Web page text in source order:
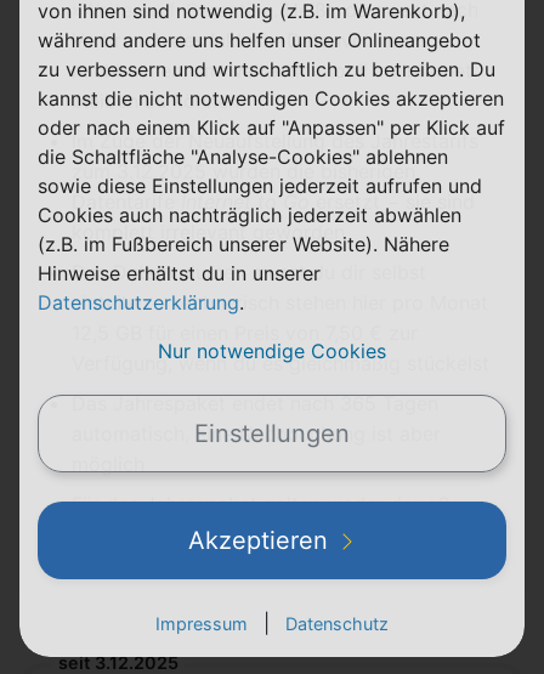
»Weitersurf-Garantie«. Heißt, du musst nach
Verbrauch des Inklusiv-Datenvolumens
nachbuchen, um weiterhin mobil im Internet
bleiben zu können
Im Zuge der Neuaufstellung des Jahrestarifs
zum 3.12.2025 wurden die bisherigen
DatentarifeInternet to Goersetzt − sie sind
komplett irrelevant geworden
Das Datenvolumen musst du dir selbst
einteilen − rechnerisch stehen hier pro Monat
Verfügung, wenn du es gleichmäßig stückelst
Das Jahrespaket endet nach 365 Tagen
automatisch, eine Nachbuchung ist aber
Für das Jahrespaket gelten weder der o2
App Bonus (1 GB pro Abrechnungszeitraum)
seit 3.12.2025
von ihnen sind notwendig (z.B. im Warenkorb),
während andere uns helfen unser Onlineangebot
zu verbessern und wirtschaftlich zu betreiben. Du
kannst die nicht notwendigen Cookies akzeptieren
oder nach einem Klick auf "Anpassen" per Klick auf
die Schaltfläche "Analyse-Cookies" ablehnen
sowie diese Einstellungen jederzeit aufrufen und
Cookies auch nachträglich jederzeit abwählen
(z.B. im Fußbereich unserer Website). Nähere
Hinweise erhältst du in unserer
Datenschutzerklärung.
Nur notwendige Cookies
Einstellungen
Akzeptieren
Impressum Datenschutz